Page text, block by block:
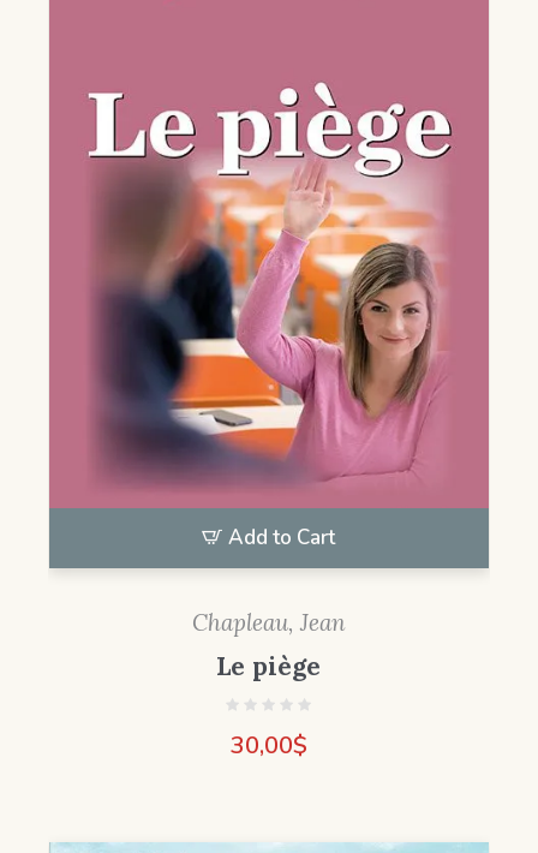
Add to Cart
Chapleau, Jean
Le piège
30,00$